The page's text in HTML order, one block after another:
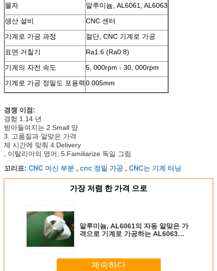
물자
알루미늄, AL6061, AL6063
생산 설비
CNC 센터
기계로 가공 과정
절단, CNC 기계로 가공
표면 거칠기
Ra1.6 (Ra0.8)
기계의 자전 속도
5, 000rpm - 30, 000rpm
기계로 가공 정밀도 포용력0.005mm
경쟁 이점:
경험 1.14 년
받아들여지는 2.Small 양
3. 고품질과 알맞은 가격
제 시간에 맞춰 4.Delivery
, 이탈리아의 영어, 5.Familiarize 독일 그림
꼬리표: CNC 머신 부분 , cnc 정밀 가공 , CNC는 기계 터닝
가장 저렴 한 가격 으로
알루미늄, AL6061의 자동 알맞은 가
격으로 기계로 가공하는 AL6063
계속하다